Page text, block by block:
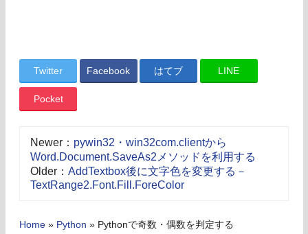
Twitter Facebook はてブ LINE
Pocket
Newer： pywin32・win32com.clientから
Word.Document.SaveAs2メソッドを利用する
Older： AddTextbox後に文字色を変更する－
TextRange2.Font.Fill.ForeColor
Home » Python » Pythonで奇数・偶数を判定する